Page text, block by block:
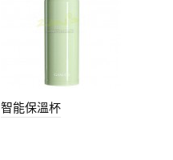
智能保溫杯